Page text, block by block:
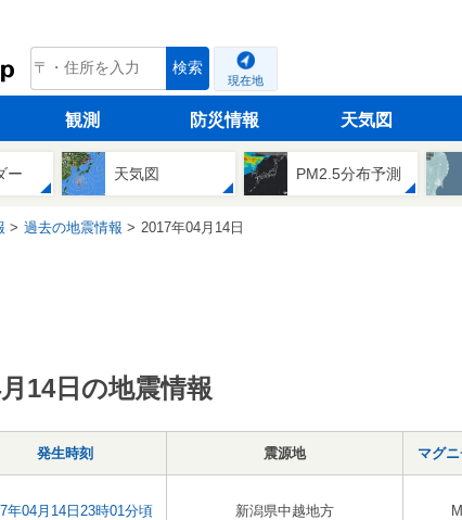
tenki.jp 検索
現在地
観測 防災情報 天気図
ー 天気図 PM2.5分布予測
過去の地震情報 2017年04月14日
14日の地震情報
発生時刻 震源地 マグ
年04月14日23時01分頃 新潟県中越地方